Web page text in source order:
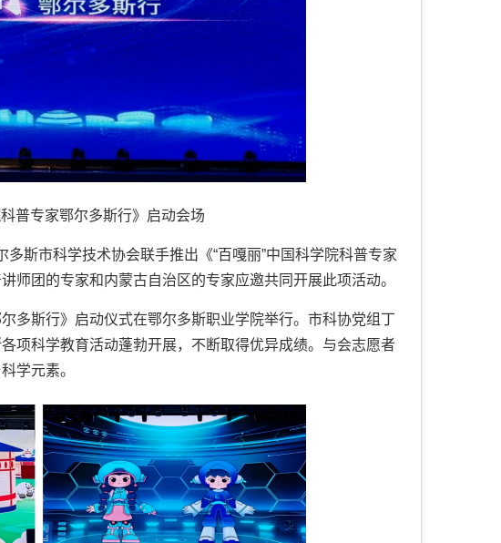
科普专家鄂尔多斯行》启动会场
斯市科学技术协会联手推出《“百嘎丽”中国科学院科普专家
师团的专家和内蒙古自治区的专家应邀共同开展此项活动。
多斯行》启动仪式在鄂尔多斯职业学院举行。市科协党组丁
项科学教育活动蓬勃开展，不断取得优异成绩。与会志愿者
学元素。